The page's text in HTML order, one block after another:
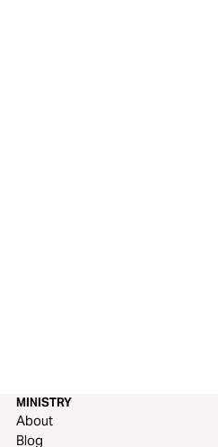
MINISTRY
About
Blog